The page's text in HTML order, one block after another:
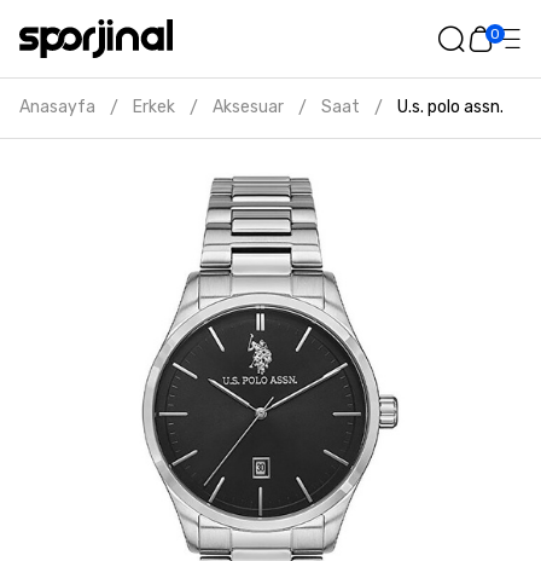
0
Anasayfa / Erkek / Aksesuar / Saat / U.s. polo assn.